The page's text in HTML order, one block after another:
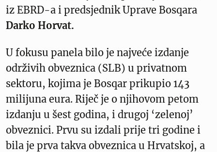
iz EBRD-a i predsjednik Uprave Bosqara
Darko Horvat.
U fokusu panela bilo je najveće izdanje
održivih obveznica (SLB) u privatnom
sektoru, kojima je Bosqar prikupio 143
milijuna eura. Riječ je o njihovom petom
izdanju u šest godina, i drugoj ‘zelenoj’
obveznici. Prvu su izdali prije tri godine i
bila je prva takva obveznica u Hrvatskoj, a